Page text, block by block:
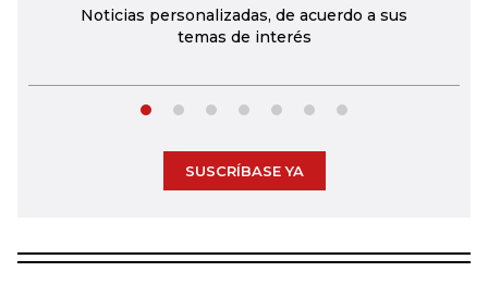
Noticias personalizadas, de acuerdo a sus
temas de interés
SUSCRÍBASE YA